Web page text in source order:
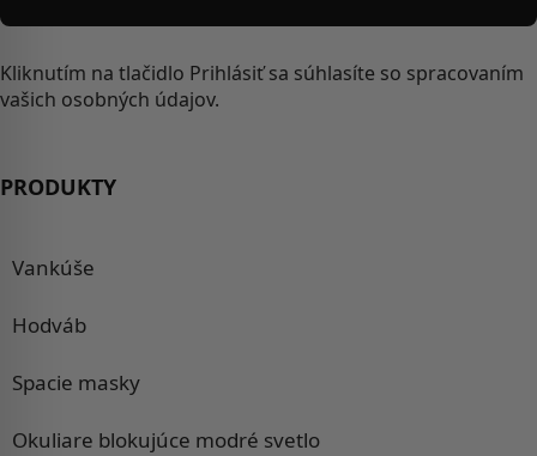
Kliknutím na tlačidlo Prihlásiť sa súhlasíte so spracovaním
vašich osobných údajov.
PRODUKTY
Vankúše
Hodváb
Spacie masky
Okuliare blokujúce modré svetlo